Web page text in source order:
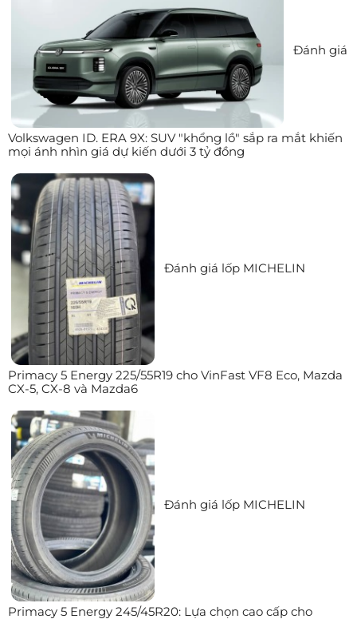
Đánh giá
Volkswagen ID. ERA 9X: SUV "khổng lồ" sắp ra mắt khiến
mọi ánh nhìn giá dự kiến dưới 3 tỷ đồng
Đánh giá lốp MICHELIN
Primacy 5 Energy 225/55R19 cho VinFast VF8 Eco, Mazda
CX-5, CX-8 và Mazda6
Đánh giá lốp MICHELIN
Primacy 5 Energy 245/45R20: Lựa chọn cao cấp cho